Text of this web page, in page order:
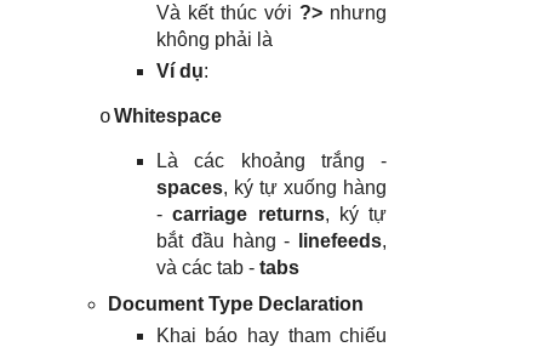
Và kết thúc với ?> nhưng
không phải là
Ví dụ:
oWhitespace
Là các khoảng trắng -
spaces, ký tự xuống hàng
-carriage returns, ký tự
bắt đầu hàng -
linefeeds,
và các tab - tabs
Document Type Declaration
Khai báo hay tham chiếu